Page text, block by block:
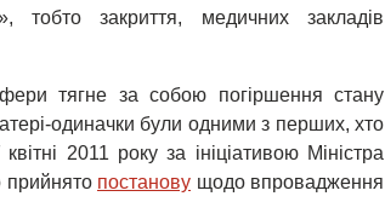
тобто закриття, медичних закладів
тягне за собою погіршення стану
одиначки були одними з перших, хто
2011 року за ініціативою Міністра
прийнято постанову щодо впровадження